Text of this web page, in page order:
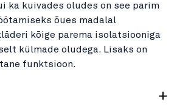
ka kuivades oludes on see parim
õues madalal
kõige parema isolatsiooniga
külmade oludega. Lisaks on
funktsioon.